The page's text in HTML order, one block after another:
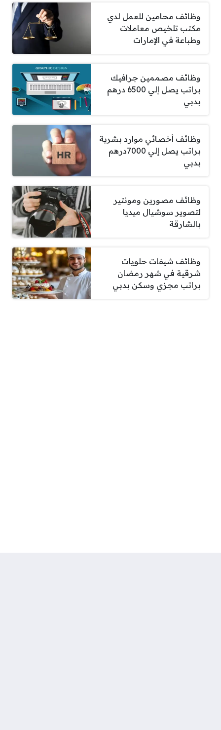
وظائف محامين للعمل لدي
مكتب تلخيص معاملات
وطباعة في الإمارات
وظائف مصممين جرافيك
براتب يصل إلي 6500 درهم
بدبي
وظائف أخصائي موارد بشرية
براتب يصل إلي 7000درهم
بدبي
وظائف مصورين ومونتير
لتصوير سوشيال ميديا
بالشارقة
وظائف شيفات حلويات
شرقية في شهر رمضان
براتب مجزي وسكن بدبي